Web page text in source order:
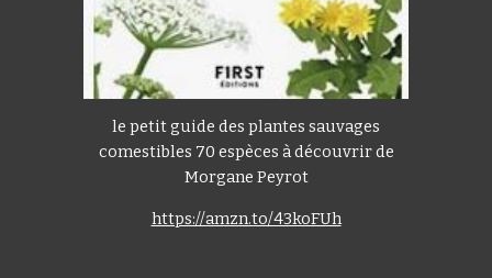
le petit guide des plantes sauvages
comestibles 70 espèces à découvrir de
Morgane Peyrot
https://amzn.to/43koFUh